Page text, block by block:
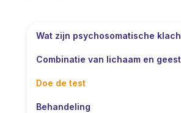
Wat zijn psychosomatische
Combinatie van lichaam en geest
Doe de test
Behandeling